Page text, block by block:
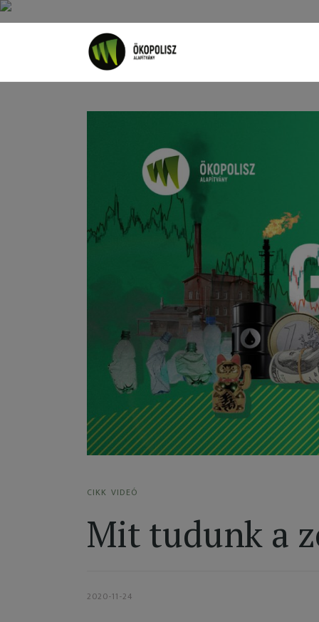
Rólunk
SDG célok
CIKK VIDEÓ
Mit tudunk a
2020-11-24